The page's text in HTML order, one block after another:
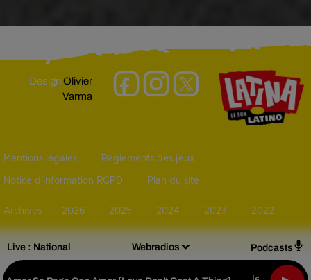
Live : National Webradios Podcasts
DesignOlivier
Varma
Mentions légales Règlements des jeux
Notice d’information RGPD Plan du site
Archives 2026 2025 2024 2023 2022